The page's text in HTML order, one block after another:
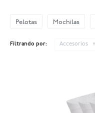
Pelotas Mochilas
Filtrando por: Accesorios